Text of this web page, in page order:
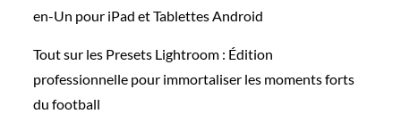
en-Un pour iPad et Tablettes Android
Tout sur les Presets Lightroom : Édition
professionnelle pour immortaliser les moments forts
du football